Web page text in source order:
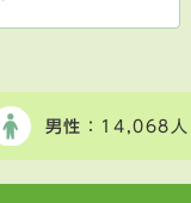
男性 ：14,068人